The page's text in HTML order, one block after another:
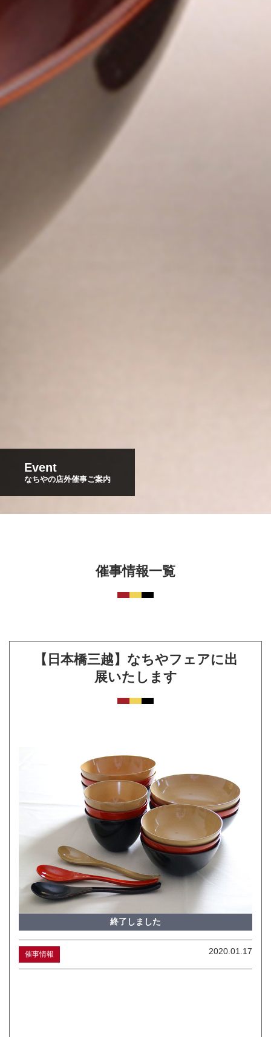
Event
なちやの店外催事ご案内
催事情報一覧
【日本橋三越】なちやフェアに出
展いたします
終了しました
催事情報 2020.01.17